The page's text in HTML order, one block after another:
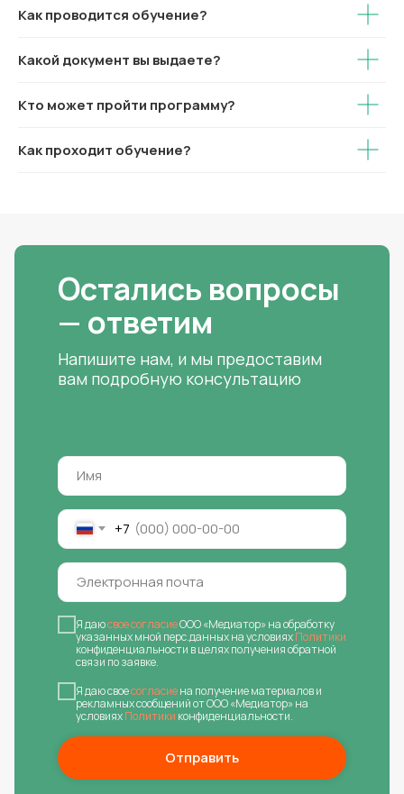
Как проводится обучение?
Какой документ вы выдаете?
Кто может пройти программу?
Как проходит обучение?
+7
Я даюсвое согласиеООО «Медиатор» на обработку
указанных мной перс.данных на условияхПолитики
конфиденциальности в целях получения обратной
связи по заявке.
Я даю своесогласиена получение материалов и
рекламных сообщений от ООО «Медиатор» на
условияхПолитики конфиденциальности.
Отправить
Остались вопросы
— ответим
Напишите нам, и мы предоставим
вам подробную консультацию